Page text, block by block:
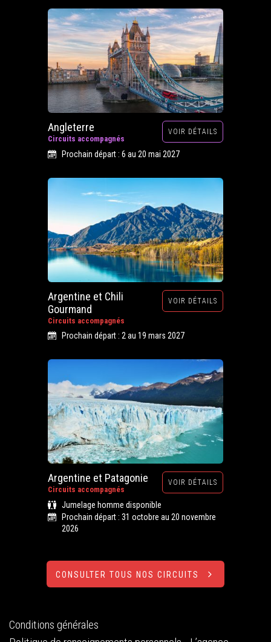
Angleterre
Circuits accompagnés
VOIR DÉTAILS
Prochain départ : 6 au 20 mai 2027
Argentine et Chili
Gourmand
Circuits accompagnés
VOIR DÉTAILS
Prochain départ : 2 au 19 mars 2027
Argentine et Patagonie
Circuits accompagnés
VOIR DÉTAILS
Jumelage homme disponible
Prochain départ : 31 octobre au 20 novembre
2026
CONSULTER TOUS NOS CIRCUITS
Conditions générales